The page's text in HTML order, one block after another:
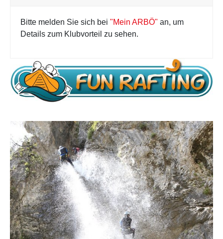
Bitte melden Sie sich bei "Mein ARBÖ" an, um
Details zum Klubvorteil zu sehen.